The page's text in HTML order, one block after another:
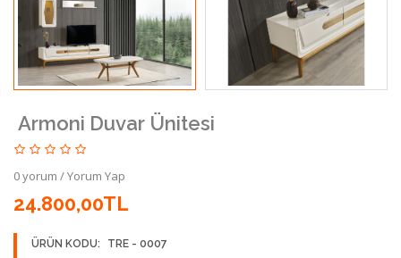
Armoni Duvar Ünitesi
0 yorum /Yorum Yap
24.800,00TL
ÜRÜN KODU:
TRE - 0007